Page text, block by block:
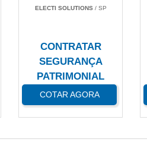
ELECTI SOLUTIONS/ SP
CONTRATAR
SEGURANÇA
PATRIMONIAL
COTAR AGORA